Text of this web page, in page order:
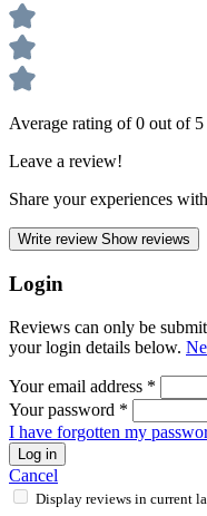
Average rating of 0 out of 5
Leave a review!
Share your experiences
Write review Show reviews
Login
Reviews can only be
your login details below.
Your email address *
Your password *
I have forgotten my
Log in
Cancel
Display reviews in current